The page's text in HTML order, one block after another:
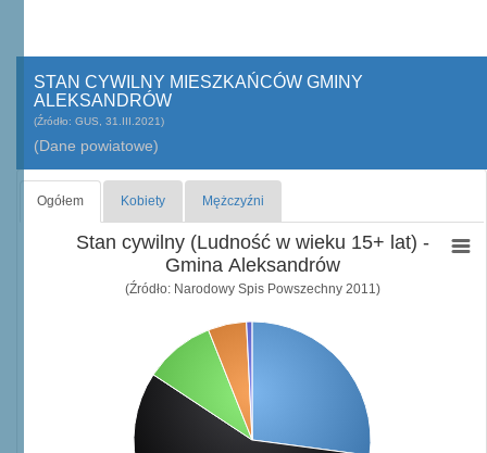
STAN CYWILNY MIESZKAŃCÓW GMINY
ALEKSANDRÓW
(Źródło: GUS, 31.III.2021)
(Dane powiatowe)
Ogółem Kobiety Mężczyźni
Stan cywilny (Ludność w wieku 15+ lat) -
Gmina Aleksandrów
(Źródło: Narodowy Spis Powszechny 2011)